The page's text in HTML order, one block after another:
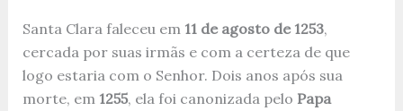
Santa Clara faleceu em 11 de agosto de 1253,
cercada por suas irmãs e com a certeza de que
logo estaria com o Senhor. Dois anos após sua
morte, em 1255, ela foi canonizada pelo Papa